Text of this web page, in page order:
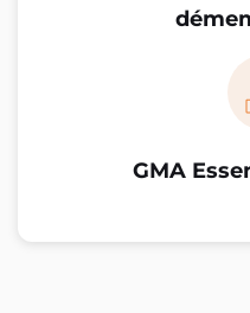
GMA